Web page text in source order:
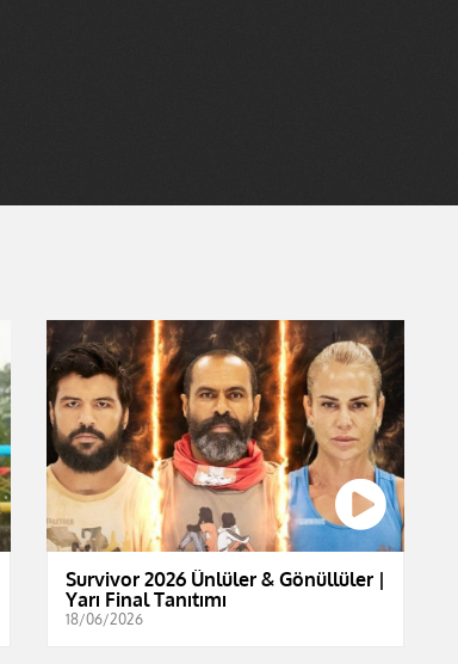
Survivor 2026 Ünlüler & Gönüllüler |
Yarı Final Tanıtımı
18/06/2026